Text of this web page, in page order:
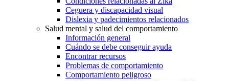
Ceguera y discapacidad visual
Dislexia y padecimientos relacionados
Salud mental y salud del comportamiento
Información general
Cuándo se debe conseguir ayuda
Encontrar recursos
Problemas de comportamiento
Comportamiento peligroso